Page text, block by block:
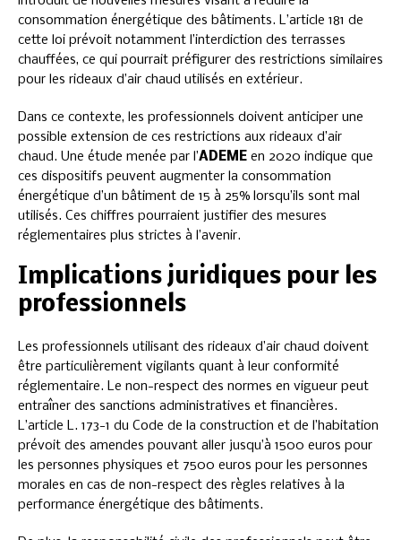
consommation énergétique des bâtiments. L’article 181 de
cette loi prévoit notamment l’interdiction des terrasses
chauffées, ce qui pourrait préfigurer des restrictions similaires
pour les rideaux d’air chaud utilisés en extérieur.
Dans ce contexte, les professionnels doivent anticiper une
possible extension de ces restrictions aux rideaux d’air
chaud. Une étude menée par l’ADEME en 2020 indique que
ces dispositifs peuvent augmenter la consommation
énergétique d’un bâtiment de 15 à 25% lorsqu’ils sont mal
utilisés. Ces chiffres pourraient justifier des mesures
réglementaires plus strictes à l’avenir.
Implications juridiques pour les
professionnels
Les professionnels utilisant des rideaux d’air chaud doivent
être particulièrement vigilants quant à leur conformité
réglementaire. Le non-respect des normes en vigueur peut
entraîner des sanctions administratives et financières.
L’article L. 173-1 du Code de la construction et de l’habitation
prévoit des amendes pouvant aller jusqu’à 1500 euros pour
les personnes physiques et 7500 euros pour les personnes
morales en cas de non-respect des règles relatives à la
performance énergétique des bâtiments.